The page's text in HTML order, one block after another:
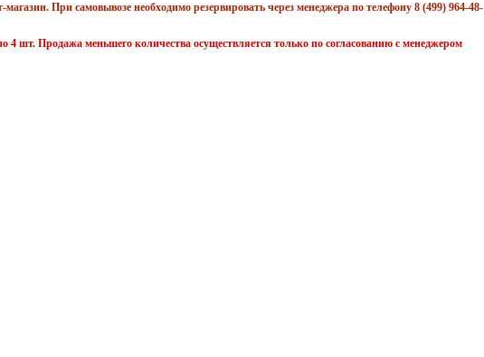
При самовывозе необходимо резервировать через менеджера по телефону 8 (499) 964-48-
шт. Продажа меньшего количества осуществляется только по согласованию с менеджером